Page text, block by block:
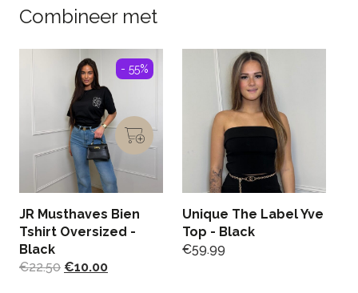
Combineer met
- 55%
JR Musthaves Bien
Tshirt Oversized -
Black
€22.50 €10.00
Unique The Label Yve
Top - Black
€59.99